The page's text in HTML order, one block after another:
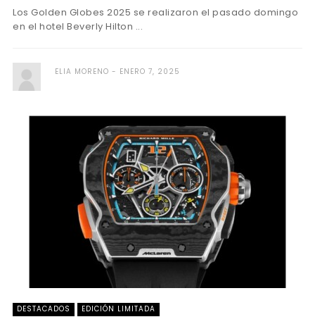
Los Golden Globes 2025 se realizaron el pasado domingo
en el hotel Beverly Hilton ...
ELIA MORENO ENERO 7, 2025
DESTACADOS EDICIÓN LIMITADA